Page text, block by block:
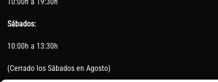
Sábados:
10:00h a 13:30h
(Cerrado los Sábados en Agosto)